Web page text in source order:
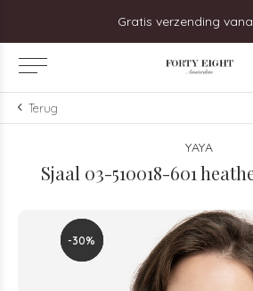
Gratis verzending
Terug
YAYA
Sjaal 03-510018-601
-30%
-30%
-30%